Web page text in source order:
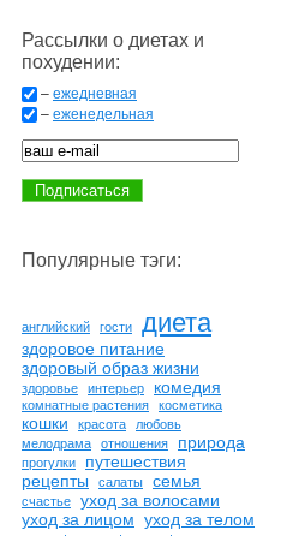
Рассылки о диетах и
похудении:
– ежедневная
– еженедельная
Популярные тэги:
английский гости диета
здоровое питание
здоровый образ жизни
здоровье интерьер комедия
комнатные растения косметика
кошки красота
любовь
мелодрама
отношения природа
прогулки
путешествия
рецепты
салаты семья
счастье
уход за волосами
уход за лицом уход за телом